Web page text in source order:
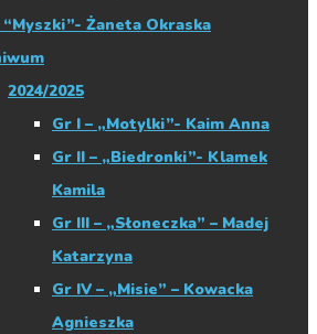
“Myszki”- Żaneta Okraska
2024/2025
Gr I – „Motylki”- Kaim Anna
Gr II – „Biedronki”- Klamek
Kamila
Gr III – „Słoneczka” – Madej
Katarzyna
Gr IV – „Misie” – Kowacka
Agnieszka